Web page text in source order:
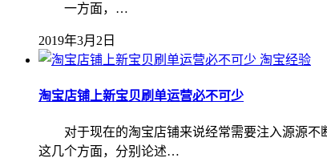
一方面，…
2019年3月2日
淘宝经验
淘宝店铺上新宝贝刷单运营必不可少
对于现在的淘宝店铺来说经常需要注入源源不
这几个方面，分别论述…